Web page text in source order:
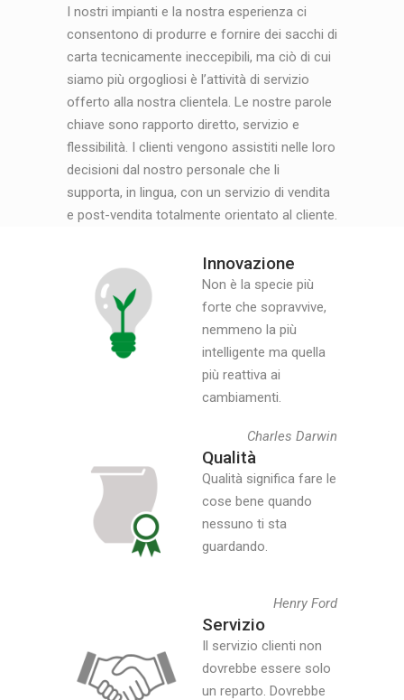
I nostri impianti e la nostra esperienza ci
consentono di produrre e fornire dei sacchi di
carta tecnicamente ineccepibili, ma ciò di cui
siamo più orgogliosi è l’attività di servizio
offerto alla nostra clientela. Le nostre parole
chiave sono rapporto diretto, servizio e
flessibilità. I clienti vengono assistiti nelle loro
decisioni dal nostro personale che li
supporta, in lingua, con un servizio di vendita
e post-vendita totalmente orientato al cliente.
Innovazione
Non è la specie più
forte che sopravvive,
nemmeno la più
intelligente ma quella
più reattiva ai
cambiamenti.
Charles Darwin
Qualità
Qualità significa fare le
cose bene quando
nessuno ti sta
guardando.
Henry Ford
Servizio
Il servizio clienti non
dovrebbe essere solo
un reparto. Dovrebbe